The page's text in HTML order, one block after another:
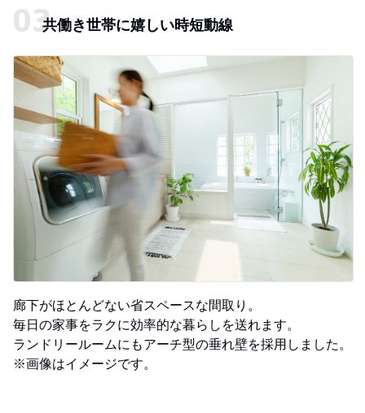
共働き世帯に嬉しい時短動線
廊下がほとんどない省スペースな間取り。
毎日の家事をラクに効率的な暮らしを送れます。
ランドリールームにもアーチ型の垂れ壁を採用しました。
※画像はイメージです。